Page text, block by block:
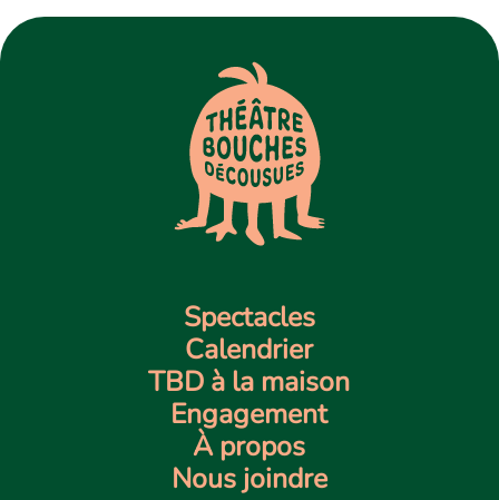
Spectacles
Calendrier
TBD à la maison
Engagement
À propos
Nous joindre